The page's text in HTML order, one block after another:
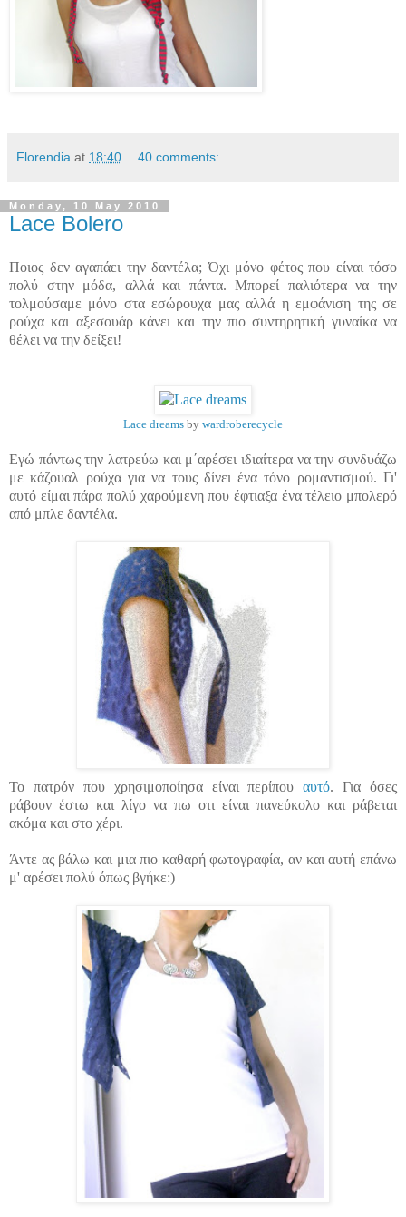
Florendia at 18:40 40 comments:
Monday, 10 May 2010
Lace Bolero
Ποιος δεν αγαπάει την δαντέλα; Όχι μόνο φέτος που είναι τόσο
πολύ στην μόδα, αλλά και πάντα. Μπορεί παλιότερα να την
τολμούσαμε μόνο στα εσώρουχα μας αλλά η εμφάνιση της σε
ρούχα και αξεσουάρ κάνει και την πιο συντηρητική γυναίκα να
θέλει να την δείξει!
Lace dreams by wardroberecycle
Εγώ πάντως την λατρεύω και μ΄αρέσει ιδιαίτερα να την συνδυάζω
με κάζουαλ ρούχα για να τους δίνει ένα τόνο ρομαντισμού. Γι'
αυτό είμαι πάρα πολύ χαρούμενη που έφτιαξα ένα τέλειο μπολερό
από μπλε δαντέλα.
Το πατρόν που χρησιμοποίησα είναι περίπουαυτό. Για όσες
ράβουν έστω και λίγο να πω οτι είναι πανεύκολο και ράβεται
ακόμα και στο χέρι.
Άντε ας βάλω και μια πιο καθαρή φωτογραφία, αν και αυτή επάνω
μ' αρέσει πολύ όπως βγήκε:)